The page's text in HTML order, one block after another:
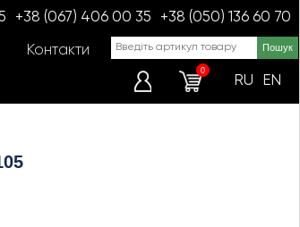
Контакти
+38 (067) 406 00 35 +38 (050) 136 60 70
0
RU EN